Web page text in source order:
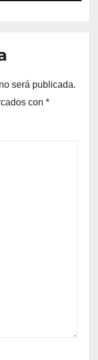
será publicada.
con *